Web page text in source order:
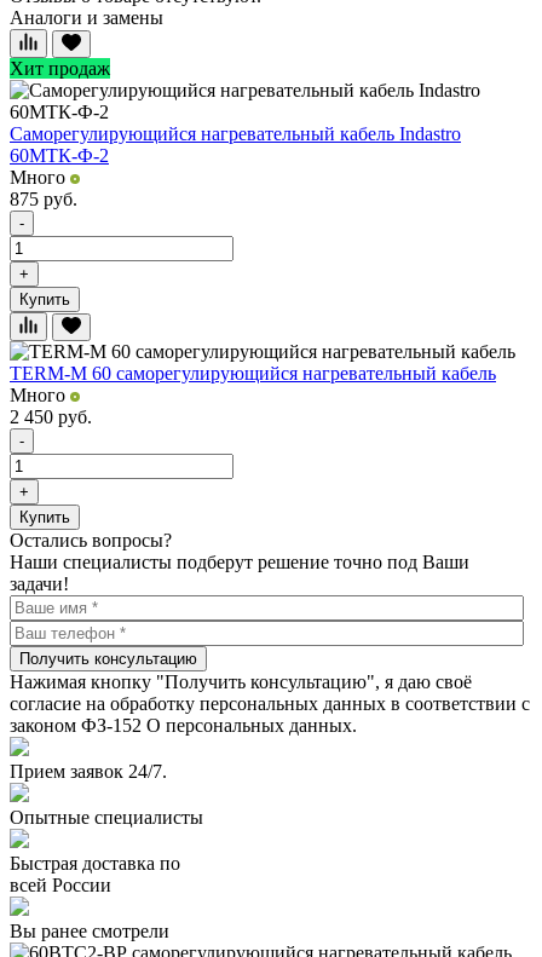
Аналоги и замены
Хит продаж
Саморегулирующийся нагревательный кабель Indastro
60МТК-Ф-2
Много
875 руб.
-
+
Купить
TERM-М 60 саморегулирующийся нагревательный кабель
Много
2 450 руб.
-
+
Купить
Остались вопросы?
Наши специалисты подберут решение точно под Ваши
задачи!
Получить консультацию
Нажимая кнопку "Получить консультацию", я даю своё
согласие на обработку персональных данных в соответствии с
законом ФЗ-152 О персональных данных.
Прием заявок 24/7.
Опытные специалисты
Быстрая доставка по
всей России
Вы ранее смотрели